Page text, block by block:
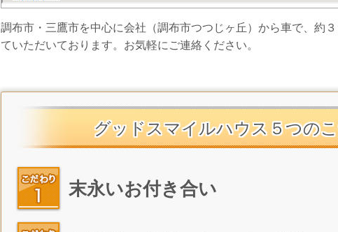
調布市・三鷹市を中心に会社（調布市つつじヶ丘）から車で、約
ていただいております。お気軽にご連絡ください。
グッドスマイルハウス５つの
末永いお付き合い